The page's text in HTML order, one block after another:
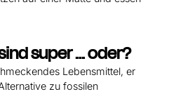
super … oder?
Lebensmittel, er
zu fossilen